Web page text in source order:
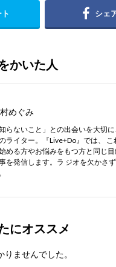
シェ
かいた人
めぐみ
知らないこと」との出会いを大切
ライター。『Live+Do』では、 こ
める方やお悩みをもつ方と同じ
を発信します。ラ ジオを欠かさ
にオススメ
ませんでした。